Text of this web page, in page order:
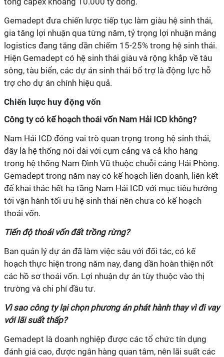
Gemadept đưa chiến lược tiếp tục làm giàu hệ sinh thái,
gia tăng lợi nhuận qua từng năm, tỷ trọng lợi nhuận mảng
logistics đang tăng dần chiếm 15-25% trong hệ sinh thái.
Hiện Gemadept có hệ sinh thái giàu và rộng khắp về tàu
sông, tàu biển, các dự án sinh thái bổ trợ là động lực hỗ
trợ cho dự án chính hiệu quả.
Chiến lược huy động vốn
Công ty có kế hoạch thoái vốn Nam Hải ICD không?
Nam Hải ICD đóng vai trò quan trọng trong hệ sinh thái,
đây là hệ thống nói dài với cụm cảng và cả kho hàng
trong hệ thống Nam Đình Vũ thuộc chuỗi cảng Hải Phòng.
Gemadept trong năm nay có kế hoạch liên doanh, liên kết
để khai thác hết hạ tầng Nam Hải ICD với mục tiêu hướng
tới vận hành tối ưu hệ sinh thái nên chưa có kế hoạch
thoái vốn.
Tiến độ thoái vốn đất trồng rừng?
Ban quản lý dự án đã làm việc sâu với đối tác, có kế
hoạch thực hiện trong năm nay, đang dần hoàn thiện nốt
các hồ sơ thoái vốn. Lợi nhuận dự án tùy thuộc vào thị
trường và chi phí đầu tư.
Vì sao công ty lại chọn phương án phát hành thay vì đi vay
với lãi suất thấp?
Gemadept là doanh nghiệp được các tổ chức tín dụng
đánh giá cao, được ngân hàng quan tâm, nên lãi suất các